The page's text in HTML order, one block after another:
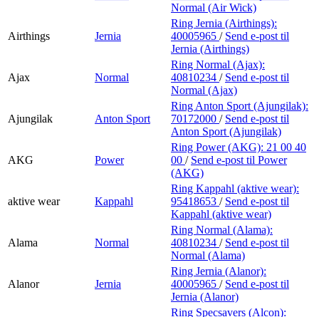
Normal (Air Wick)
Airthings Jernia
Ring Jernia (Airthings):
40005965 / Send e-post til
Jernia (Airthings)
Ajax Normal
Ring Normal (Ajax):
40810234 / Send e-post til
Normal (Ajax)
Ajungilak Anton Sport
Ring Anton Sport (Ajungilak):
70172000 / Send e-post til
Anton Sport (Ajungilak)
AKG Power
Ring Power (AKG): 21 00 40
00 / Send e-post til Power
(AKG)
aktive wear Kappahl
Ring Kappahl (aktive wear):
95418653 / Send e-post til
Kappahl (aktive wear)
Alama Normal
Ring Normal (Alama):
40810234 / Send e-post til
Normal (Alama)
Alanor Jernia
Ring Jernia (Alanor):
40005965 / Send e-post til
Jernia (Alanor)
Ring Specsavers (Alcon):